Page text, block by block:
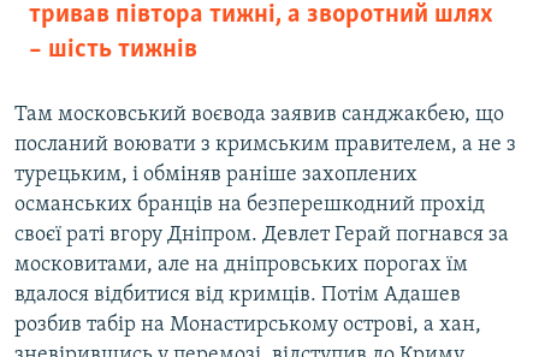
тривав півтора тижні, а зворотний шлях
– шість тижнів
Там московський воєвода заявив санджакбею, що
посланий воювати з кримським правителем, а не з
турецьким, і обміняв раніше захоплених
османських бранців на безперешкодний прохід
своєї раті вгору Дніпром. Девлет Герай погнався за
московитами, але на дніпровських порогах їм
вдалося відбитися від кримців. Потім Адашев
розбив табір на Монастирському острові, а хан,